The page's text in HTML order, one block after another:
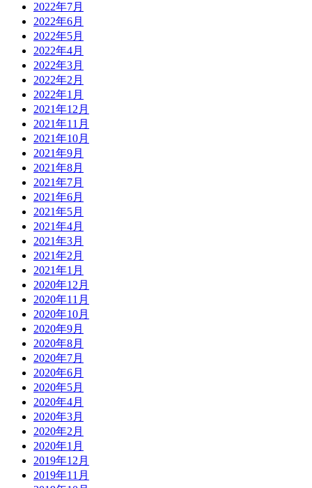
2022年7月
2022年6月
2022年5月
2022年4月
2022年3月
2022年2月
2022年1月
2021年12月
2021年11月
2021年10月
2021年9月
2021年8月
2021年7月
2021年6月
2021年5月
2021年4月
2021年3月
2021年2月
2021年1月
2020年12月
2020年11月
2020年10月
2020年9月
2020年8月
2020年7月
2020年6月
2020年5月
2020年4月
2020年3月
2020年2月
2020年1月
2019年12月
2019年11月